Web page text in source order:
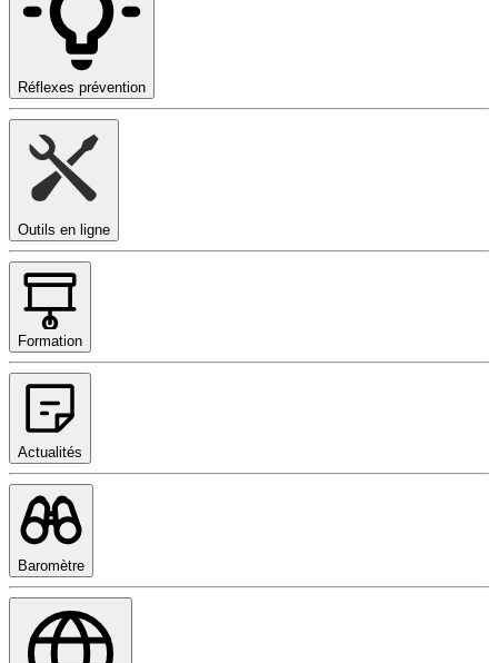
Réflexes prévention
Outils en ligne
Formation
Actualités
Baromètre